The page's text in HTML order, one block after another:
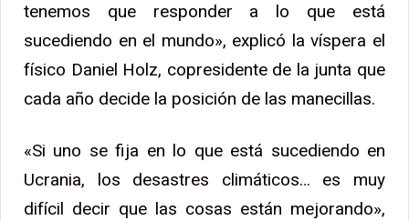
tenemos que responder a lo que está
sucediendo en el mundo», explicó la víspera el
físico Daniel Holz, copresidente de la junta que
cada año decide la posición de las manecillas.
«Si uno se fija en lo que está sucediendo en
Ucrania, los desastres climáticos… es muy
difícil decir que las cosas están mejorando»,